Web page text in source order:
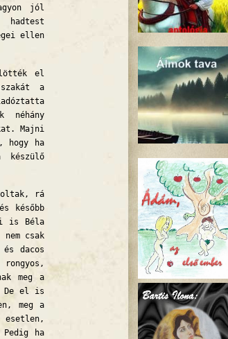
jól
ellen
el
a
néhány
Majni
hogy ha
rá
később
is Béla
csak
dacos
meg a
De el is
meg a
ha